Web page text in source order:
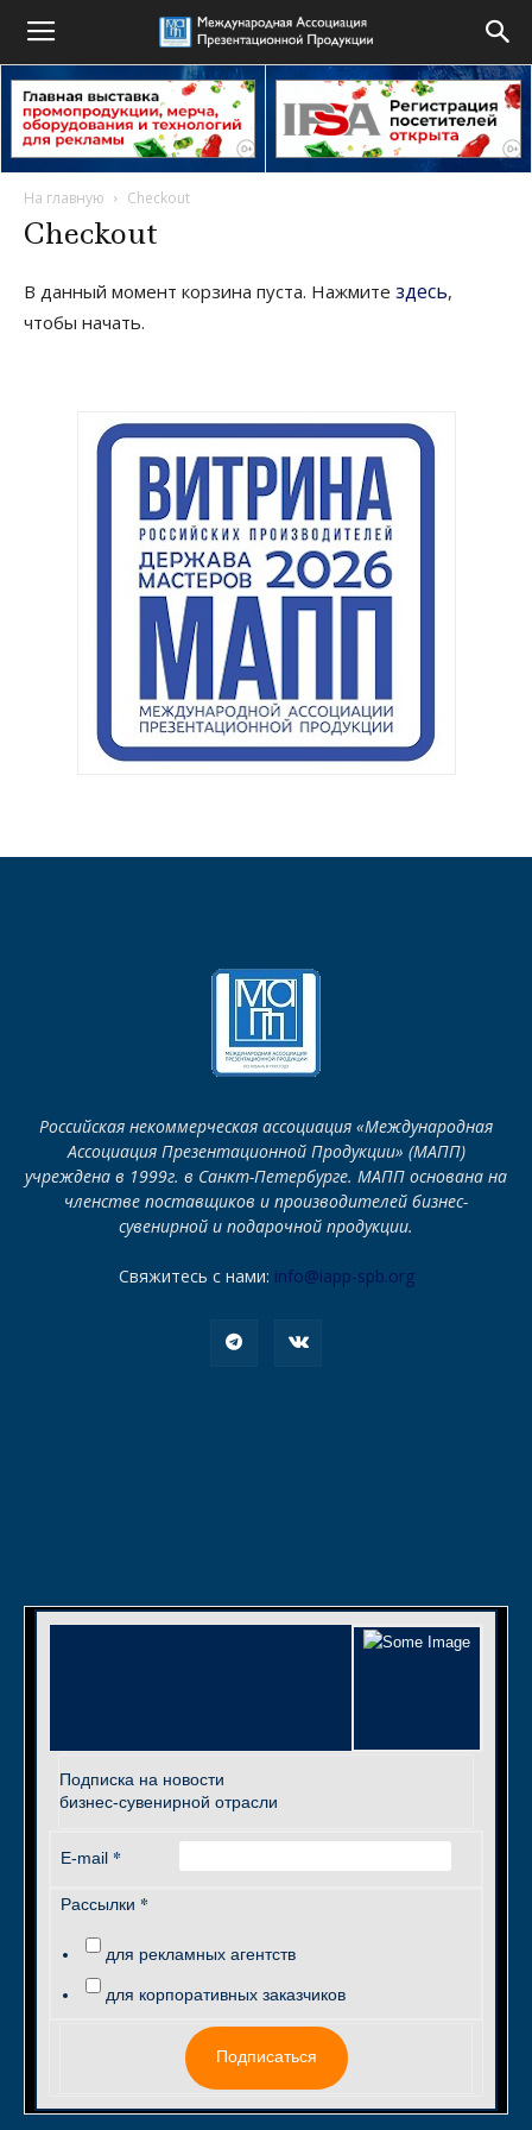
На главную Checkout
Checkout
В данный момент корзина пуста. Нажмите здесь,
чтобы начать.
Российская некоммерческая ассоциация «Международная
Ассоциация Презентационной Продукции» (МАПП)
учреждена в 1999г. в Санкт-Петербурге. МАПП основана на
членстве поставщиков и производителей бизнес-
сувенирной и подарочной продукции.
Свяжитесь с нами: info@iapp-spb.org
Подписка на новости
бизнес-сувенирной отрасли
E-mail *
Рассылки *
для рекламных агентств
для корпоративных заказчиков
Подписаться